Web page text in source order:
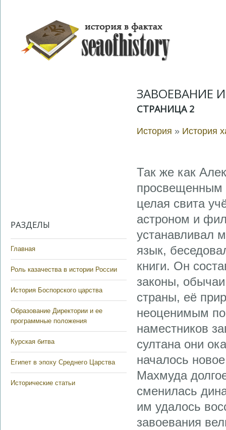
РАЗДЕЛЫ
Главная
Роль казачества в истории России
История Боспорского царства
Образование Директории и ее
программные положения
Курская битва
Египет в эпоху Среднего Царства
Исторические статьи
ЗАВОЕВАНИЕ
СТРАНИЦА 2
История » История
Так же как
просвещенным
целая свита
астроном и
устанавливал
язык,
книги. Он
законы,
страны, её
неоценимым
наместников
султана они
началось
Махмуда
сменилась
им удалось
завоевания